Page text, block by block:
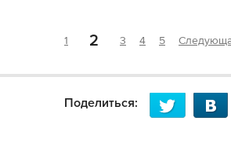
1 2 3 4 5
Поделиться: